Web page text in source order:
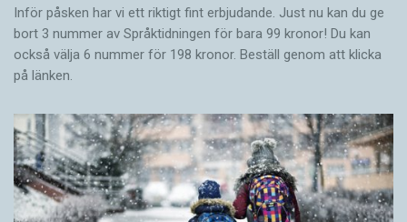
Inför påsken har vi ett riktigt fint erbjudande. Just nu kan du ge
bort 3 nummer av Språktidningen för bara 99 kronor! Du kan
också välja 6 nummer för 198 kronor. Beställ genom att klicka
på länken.